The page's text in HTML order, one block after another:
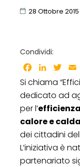
28 Ottobre 2015
Condividi:
Facebook
LinkedIn
Si chiama
dedicato ad
per l’
calore e
dei cittadini
L’iniziativa è
partenariato